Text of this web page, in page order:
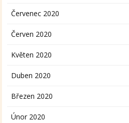
Červenec 2020
Červen 2020
Květen 2020
Duben 2020
Březen 2020
Únor 2020